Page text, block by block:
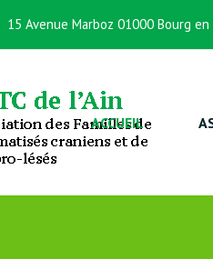
15 Avenue Marboz 01000 Bourg en
ACCUEIL